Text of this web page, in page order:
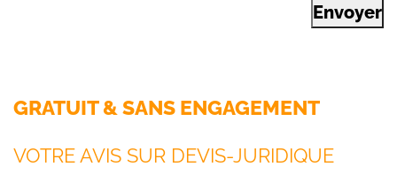
Envoyer
GRATUIT & SANS ENGAGEMENT
VOTRE AVIS SUR DEVIS-JURIDIQUE